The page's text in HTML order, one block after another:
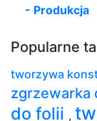
- Produkcja
Popularne
tworzywa
zgrzewarka
do folii ,